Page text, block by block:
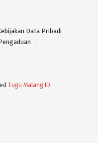
Data Pribadi
Tugu Malang ID.